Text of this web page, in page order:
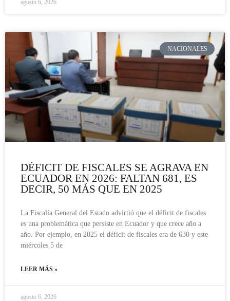
agosto 6, 2026
NACIONALES
DÉFICIT DE FISCALES SE AGRAVA EN
ECUADOR EN 2026: FALTAN 681, ES
DECIR, 50 MÁS QUE EN 2025
La Fiscalía General del Estado advirtió que el déficit de fiscales
es una problemática que persiste en Ecuador y que crece año a
año. Por ejemplo, en 2025 el déficit de fiscales era de 630 y este
miércoles 5 de
LEER MÁS »
agosto 6, 2026